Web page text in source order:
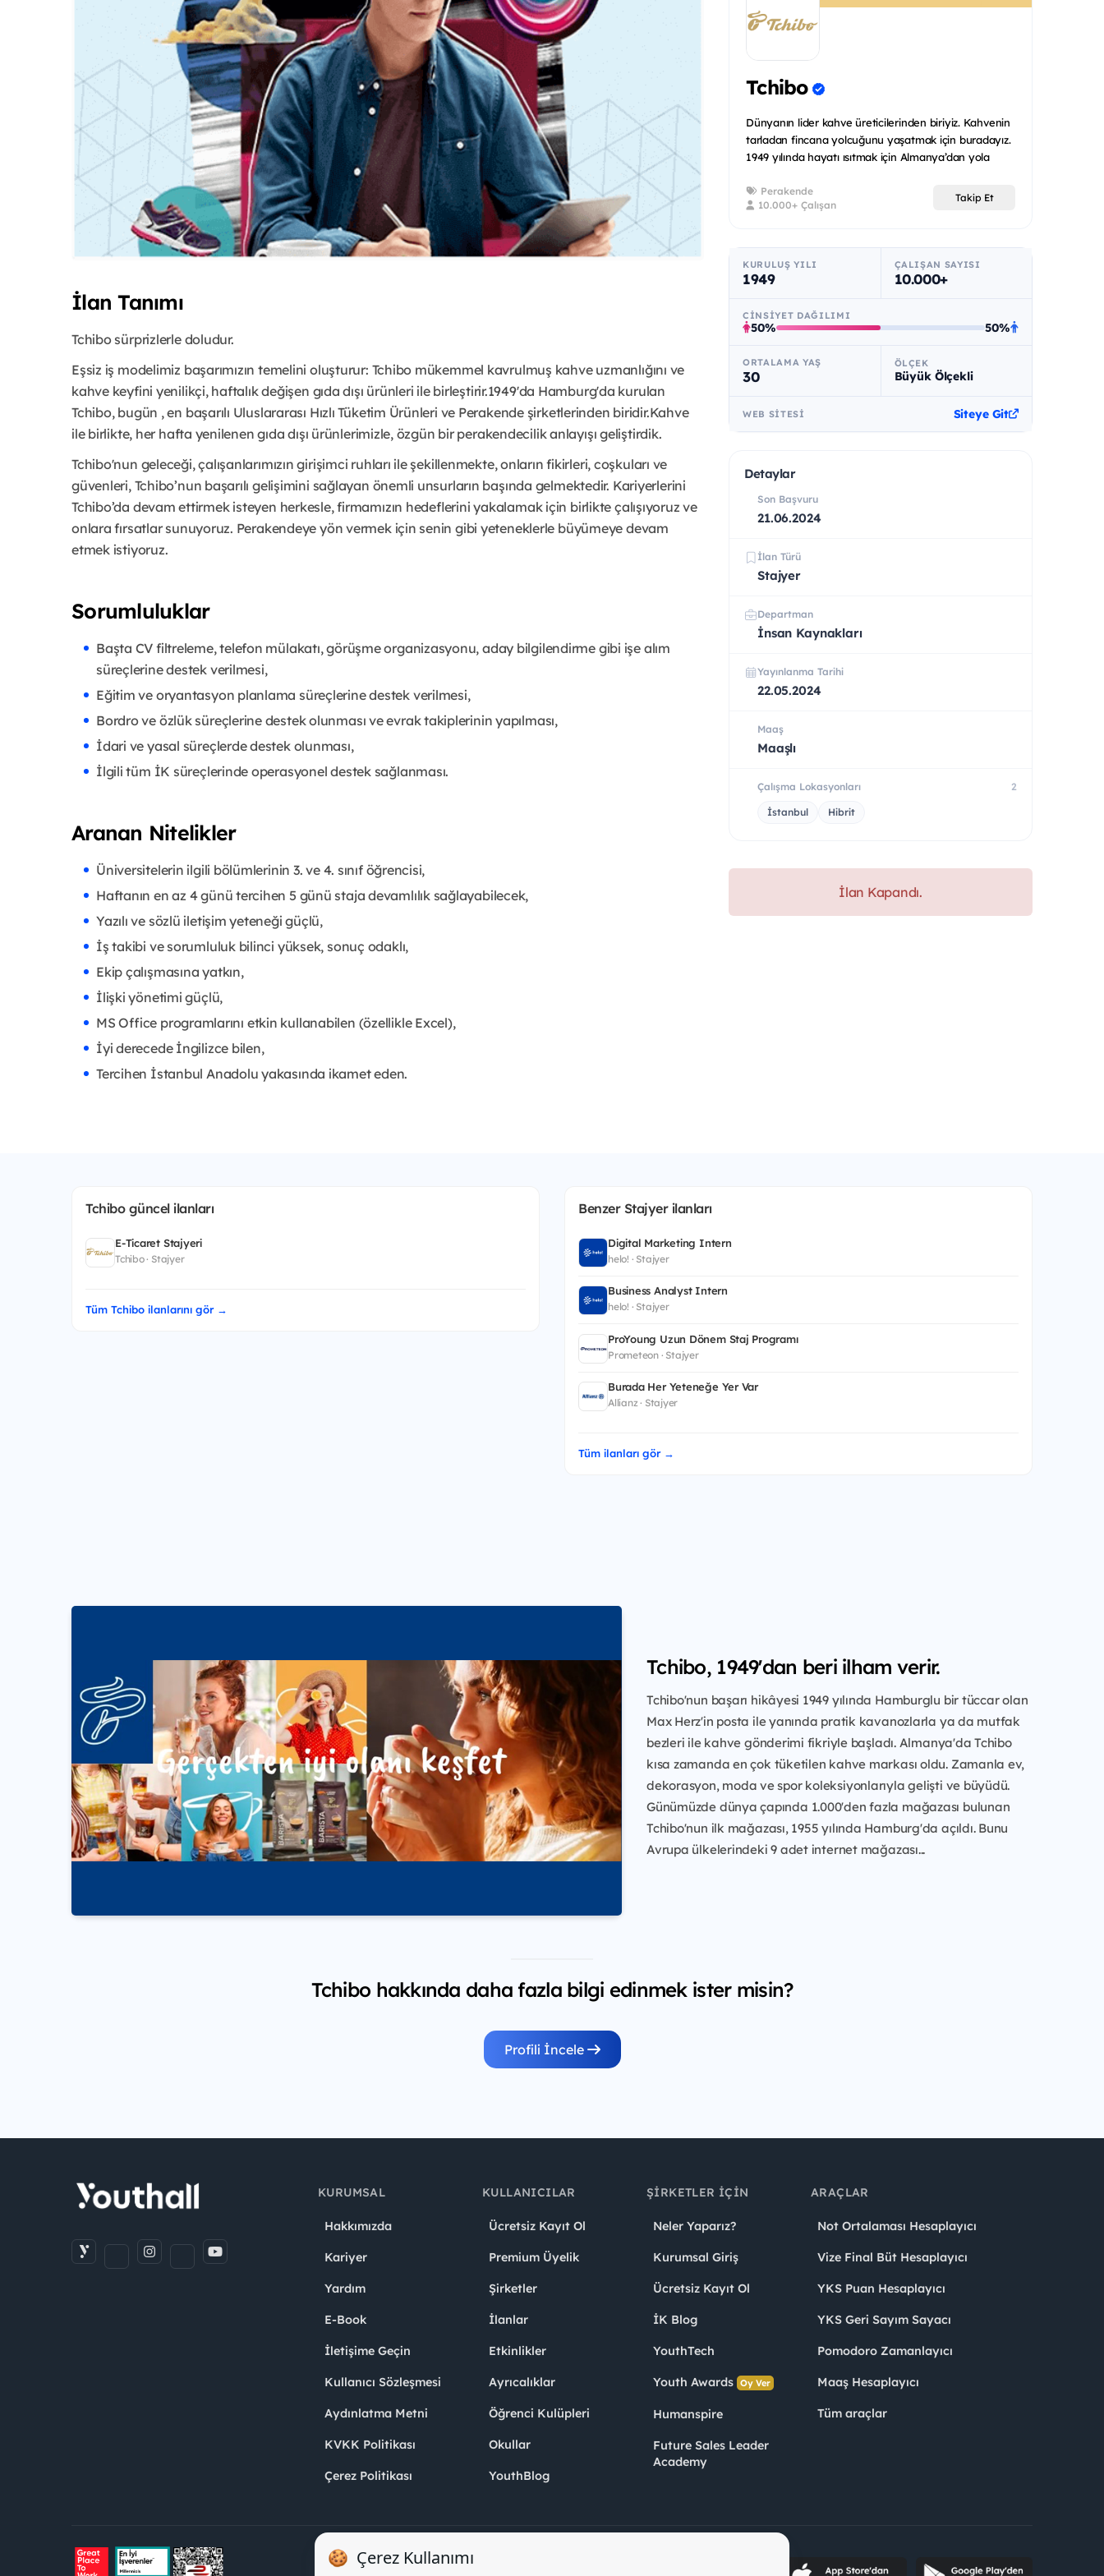
İlan Tanımı
Tchibo sürprizlerle doludur.
Eşsiz iş modelimiz başarımızın temelini oluşturur: Tchibo mükemmel kavrulmuş kahve uzmanlığını ve
kahve keyfini yenilikçi, haftalık değişen gıda dışı ürünleri ile birleştirir.1949'da Hamburg'da kurulan
Tchibo, bugün , en başarılı Uluslararası Hızlı Tüketim Ürünleri ve Perakende şirketlerinden biridir.Kahve
ile birlikte, her hafta yenilenen gıda dışı ürünlerimizle, özgün bir perakendecilik anlayışı geliştirdik.
Tchibo'nun geleceği, çalışanlarımızın girişimci ruhları ile şekillenmekte, onların fikirleri, coşkuları ve
güvenleri, Tchibo’nun başarılı gelişimini sağlayan önemli unsurların başında gelmektedir. Kariyerlerini
Tchibo’da devam ettirmek isteyen herkesle, firmamızın hedeflerini yakalamak için birlikte çalışıyoruz ve
onlara fırsatlar sunuyoruz. Perakendeye yön vermek için senin gibi yeteneklerle büyümeye devam
etmek istiyoruz.
Sorumluluklar
Başta CV filtreleme, telefon mülakatı, görüşme organizasyonu, aday bilgilendirme gibi işe alım
süreçlerine destek verilmesi,
Eğitim ve oryantasyon planlama süreçlerine destek verilmesi,
Bordro ve özlük süreçlerine destek olunması ve evrak takiplerinin yapılması,
İdari ve yasal süreçlerde destek olunması,
İlgili tüm İK süreçlerinde operasyonel destek sağlanması.
Aranan Nitelikler
Üniversitelerin ilgili bölümlerinin 3. ve 4. sınıf öğrencisi,
Haftanın en az 4 günü tercihen 5 günü staja devamlılık sağlayabilecek,
Yazılı ve sözlü iletişim yeteneği güçlü,
İş takibi ve sorumluluk bilinci yüksek, sonuç odaklı,
Ekip çalışmasına yatkın,
İlişki yönetimi güçlü,
MS Office programlarını etkin kullanabilen (özellikle Excel),
İyi derecede İngilizce bilen,
Tercihen İstanbul Anadolu yakasında ikamet eden.
Tchibo
Dünyanın lider kahve üreticilerinden biriyiz. Kahvenin
tarladan fincana yolcuğunu yaşatmak için buradayız.
1949 yılında hayatı ısıtmak için Almanya’dan yola
Perakende
10.000+ Çalışan
Takip Et
KURULUŞ YILI
1949
ÇALIŞAN SAYISI
10.000+
CINSIYET DAĞILIMI
50% 50%
ORTALAMA YAŞ
30
ÖLÇEK
Büyük Ölçekli
WEB SITESI Siteye Git
Detaylar
Son Başvuru
21.06.2024
İlan Türü
Stajyer
Departman
İnsan Kaynakları
Yayınlanma Tarihi
22.05.2024
Maaş
Maaşlı
Çalışma Lokasyonları 2
İstanbul Hibrit
İlan Kapandı.
Tchibo güncel ilanları
E-Ticaret Stajyeri
Tchibo · Stajyer
Tüm Tchibo ilanlarını gör →
Benzer Stajyer ilanları
Digital Marketing Intern
helo! · Stajyer
Business Analyst Intern
helo! · Stajyer
ProYoung Uzun Dönem Staj Programı
Prometeon · Stajyer
Burada Her Yeteneğe Yer Var
Allianz · Stajyer
Tüm ilanları gör →
Tchibo, 1949'dan beri ilham verir.
Tchibo'nun başarı hikâyesi 1949 yılında Hamburglu bir tüccar olan
Max Herz'in posta ile yanında pratik kavanozlarla ya da mutfak
bezleri ile kahve gönderimi fikriyle başladı. Almanya'da Tchibo
kısa zamanda en çok tüketilen kahve markası oldu. Zamanla ev,
dekorasyon, moda ve spor koleksiyonlarıyla gelişti ve büyüdü.
Günümüzde dünya çapında 1.000'den fazla mağazası bulunan
Tchibo'nun ilk mağazası, 1955 yılında Hamburg'da açıldı. Bunu
Avrupa ülkelerindeki 9 adet internet mağazası...
Tchibo hakkında daha fazla bilgi edinmek ister misin?
Profili İncele
KURUMSAL
Hakkımızda
Kariyer
Yardım
E-Book
İletişime Geçin
Kullanıcı Sözleşmesi
Aydınlatma Metni
KVKK Politikası
Çerez Politikası
KULLANICILAR
Ücretsiz Kayıt Ol
Premium Üyelik
Şirketler
İlanlar
Etkinlikler
Ayrıcalıklar
Öğrenci Kulüpleri
Okullar
YouthBlog
ŞIRKETLER İÇIN
Neler Yaparız?
Kurumsal Giriş
Ücretsiz Kayıt Ol
İK Blog
YouthTech
Youth Awards Oy Ver
Humanspire
Future Sales Leader
Academy
ARAÇLAR
Not Ortalaması Hesaplayıcı
Vize Final Büt Hesaplayıcı
YKS Puan Hesaplayıcı
YKS Geri Sayım Sayacı
Pomodoro Zamanlayıcı
Maaş Hesaplayıcı
Tüm araçlar